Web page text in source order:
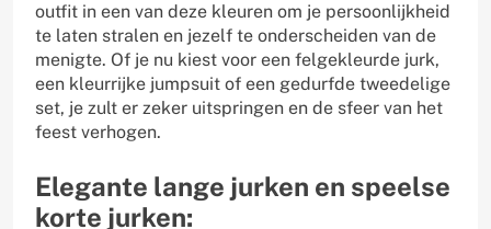
outfit in een van deze kleuren om je persoonlijkheid
te laten stralen en jezelf te onderscheiden van de
menigte. Of je nu kiest voor een felgekleurde jurk,
een kleurrijke jumpsuit of een gedurfde tweedelige
set, je zult er zeker uitspringen en de sfeer van het
feest verhogen.
Elegante lange jurken en speelse
korte jurken: